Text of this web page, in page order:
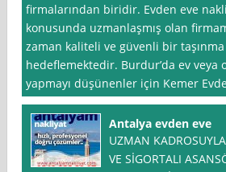
firmalarından biridir. Evden eve
konusunda uzmanlaşmış olan
zaman kaliteli ve güvenli bir
hedeflemektedir. Burdur’da ev veya
yapmayı düşünenler için Kemer
Antalya evden eve
UZMAN
VE SİGORTALI